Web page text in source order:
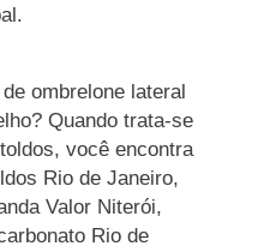
ombrelone lateral
Quando trata-se
você encontra
Rio de Janeiro,
Valor Niterói,
Rio de